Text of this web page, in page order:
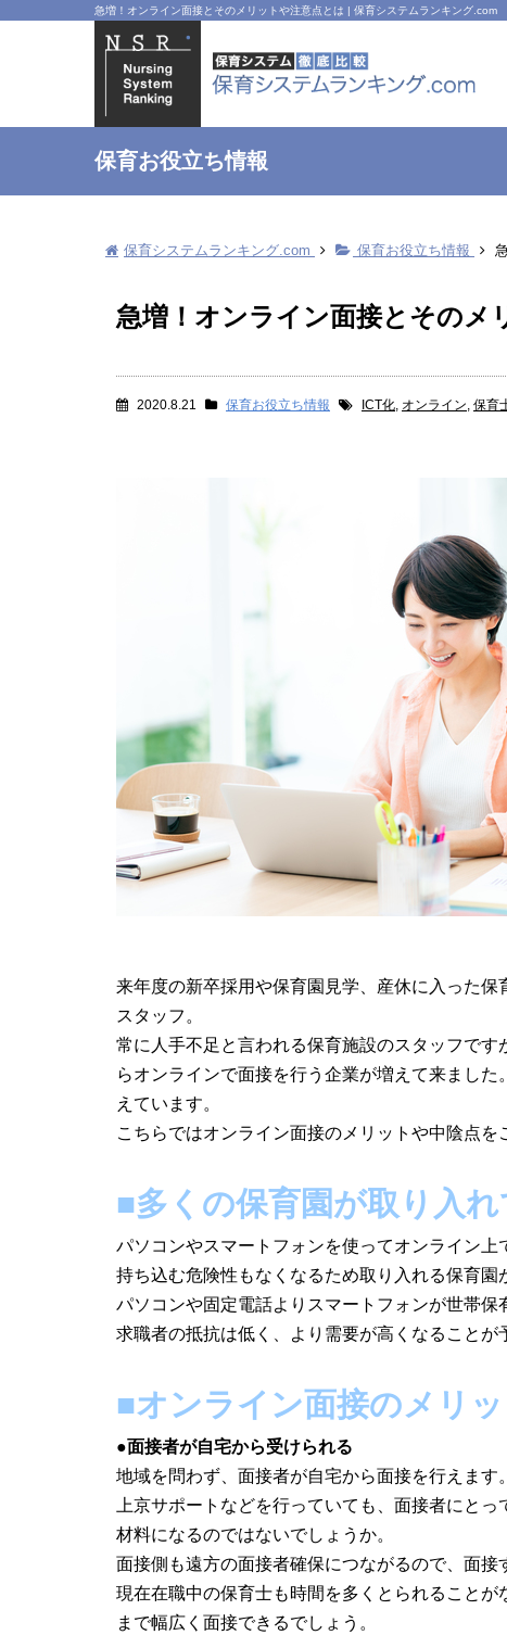
急増！オンライン面接とそのメリットや注意点とは | 保育システムランキング.com
保育お役立ち情報
保育システムランキング.com 保育お役立ち情報
急増！オンライン面接とそのメ
2020.8.21 保育お役立ち情報 ICT化, オンライン, 保育
来年度の新卒採用や保育園見学、産休に入った
スタッフ。
常に人手不足と言われる保育施設のスタッフで
らオンラインで面接を行う企業が増えて来まし
えています。
こちらではオンライン面接のメリットや中陰点を
■多くの保育園が取り入
パソコンやスマートフォンを使ってオンライン
持ち込む危険性もなくなるため取り入れる保育園
パソコンや固定電話よりスマートフォンが世帯
求職者の抵抗は低く、より需要が高くなることが
■オンライン面接のメリッ
●面接者が自宅から受けられる
地域を問わず、面接者が自宅から面接を行えます
上京サポートなどを行っていても、面接者にと
材料になるのではないでしょうか。
面接側も遠方の面接者確保につながるので、面接
現在在職中の保育士も時間を多くとられること
まで幅広く面接できるでしょう。